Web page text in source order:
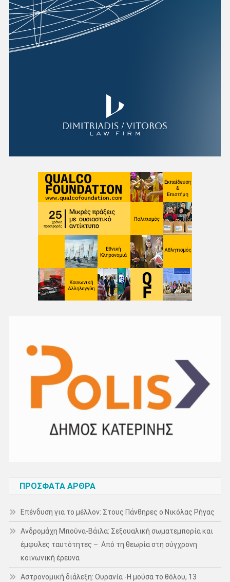
ΠΡΌΣΦΑΤΑ ΆΡΘΡΑ
Επένδυση για το μέλλον: Στους Πάνθηρες ο Νικόλας Ρήγας
Ανδρομάχη Μπούνα-Βάιλα: Σεξουαλική σωματεμπορία και
έμφυλες ταυτότητες – Από τη θεωρία στη σύγχρονη
κοινωνική έρευνα
Αστρονομική διάλεξη: Ουρανία -Η μούσα το θόλου, 13